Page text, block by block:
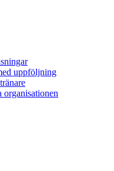
uppföljning
organisationen